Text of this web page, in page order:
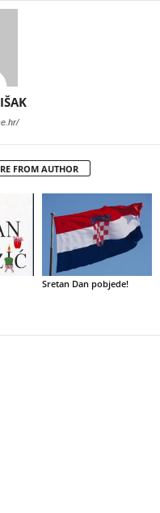
FROM AUTHOR
Sretan Dan pobjede!